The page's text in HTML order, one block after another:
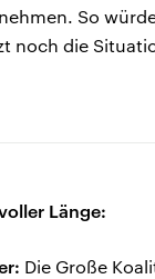
So
noch die
Länge:
Die Große